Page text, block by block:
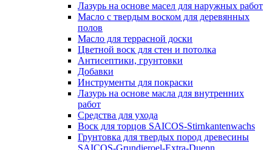
Лазурь на основе масел для наружных работ
Масло с твердым воском для деревянных
полов
Масло для террасной доски
Цветной воск для стен и потолка
Антисептики, грунтовки
Добавки
Инструменты для покраски
Лазурь на основе масла для внутренних
работ
Средства для ухода
Воск для торцов SAICOS-Stirnkantenwachs
Грунтовка для твердых пород древесины
SAICOS-Grundieroel-Extra-Duenn